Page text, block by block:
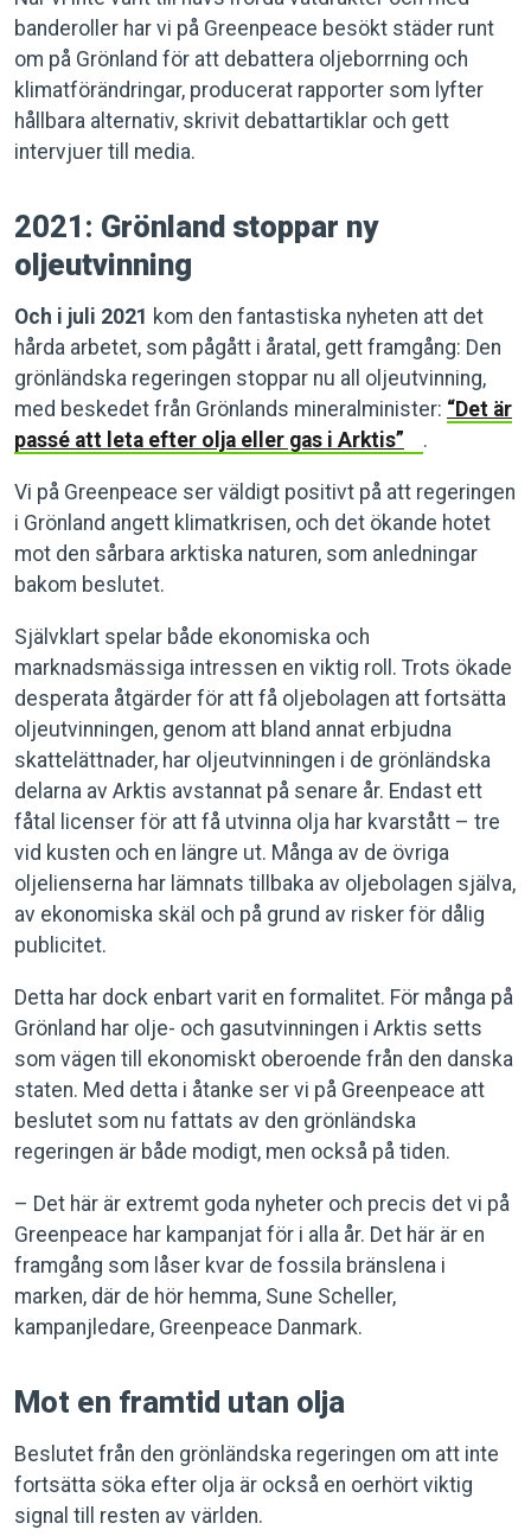
banderoller har vi på Greenpeace besökt städer runt
om på Grönland för att debattera oljeborrning och
klimatförändringar, producerat rapporter som lyfter
hållbara alternativ, skrivit debattartiklar och gett
intervjuer till media.
2021: Grönland stoppar ny
oljeutvinning
Och i juli 2021 kom den fantastiska nyheten att det
hårda arbetet, som pågått i åratal, gett framgång: Den
grönländska regeringen stoppar nu all oljeutvinning,
med beskedet från Grönlands mineralminister: “Det är
passé att leta efter olja eller gas i Arktis”
.
Vi på Greenpeace ser väldigt positivt på att regeringen
i Grönland angett klimatkrisen, och det ökande hotet
mot den sårbara arktiska naturen, som anledningar
bakom beslutet.
Självklart spelar både ekonomiska och
marknadsmässiga intressen en viktig roll. Trots ökade
desperata åtgärder för att få oljebolagen att fortsätta
oljeutvinningen, genom att bland annat erbjudna
skattelättnader, har oljeutvinningen i de grönländska
delarna av Arktis avstannat på senare år. Endast ett
fåtal licenser för att få utvinna olja har kvarstått – tre
vid kusten och en längre ut. Många av de övriga
oljelienserna har lämnats tillbaka av oljebolagen själva,
av ekonomiska skäl och på grund av risker för dålig
publicitet.
Detta har dock enbart varit en formalitet. För många på
Grönland har olje- och gasutvinningen i Arktis setts
som vägen till ekonomiskt oberoende från den danska
staten. Med detta i åtanke ser vi på Greenpeace att
beslutet som nu fattats av den grönländska
regeringen är både modigt, men också på tiden.
– Det här är extremt goda nyheter och precis det vi på
Greenpeace har kampanjat för i alla år. Det här är en
framgång som låser kvar de fossila bränslena i
marken, där de hör hemma, Sune Scheller,
kampanjledare, Greenpeace Danmark.
Mot en framtid utan olja
Beslutet från den grönländska regeringen om att inte
fortsätta söka efter olja är också en oerhört viktig
signal till resten av världen.